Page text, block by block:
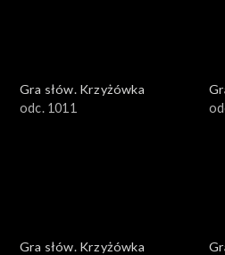
Gra słów. Krzyżówka
odc. 1011
Gra słów. Krzyżówka